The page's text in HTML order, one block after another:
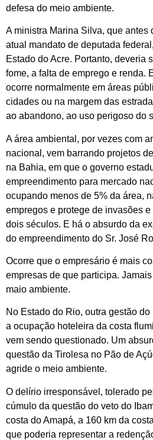
defesa do meio ambiente.
A ministra Marina Silva, que
atual mandato de deputada
Estado do Acre. Portanto, deveria
fome, a falta de emprego e renda.
ocorre normalmente em áreas
cidades ou na margem das
ao abandono, ao uso perigoso do
A área ambiental, por vezes com
nacional, vem barrando projetos
na Bahia, em que o governo
empreendimento para mercado
ocupando menos de 5% da área,
empregos e protege de invasões
dois séculos. E há o absurdo da
do empreendimento do Sr. José
Ocorre que o empresário é mais
empresas de que participa.
maio ambiente.
No Estado do Rio, outra gestão
a ocupação hoteleira da costa
vem sendo questionado. Um
questão da Tirolesa no Pão de
agride o meio ambiente.
O delírio irresponsável, tolerado
cúmulo da questão do veto do
costa do Amapá, a 160 km da
que poderia representar a